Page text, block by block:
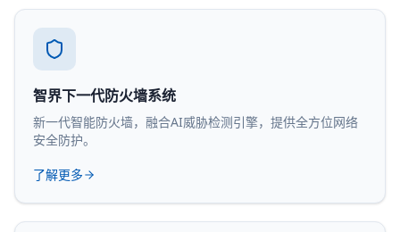
智界下一代防火墙系统
新一代智能防火墙，融合AI威胁检测引擎，提供全方位网络
安全防护。
了解更多